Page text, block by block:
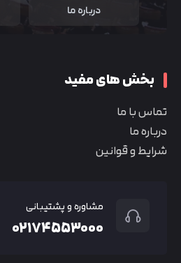
درباره ما
بخش های مفید
تماس با ما
درباره ما
شرایط و قوانین
مشاوره و پشتیبانی
۰۲۱۷۴۵۵۳۰۰۰